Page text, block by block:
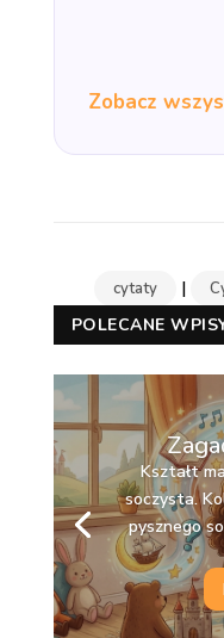
Zobacz
cytaty |
POLECANE
Kształt
soczysta.
pysznego